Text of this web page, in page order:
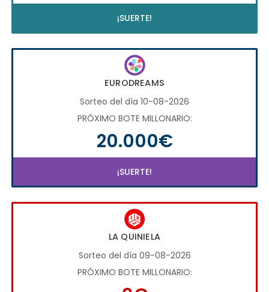
¡SUERTE!
EURODREAMS
Sorteo del día 10-08-2026
PRÓXIMO BOTE MILLONARIO:
20.000€
¡SUERTE!
LA QUINIELA
Sorteo del día 09-08-2026
PRÓXIMO BOTE MILLONARIO: